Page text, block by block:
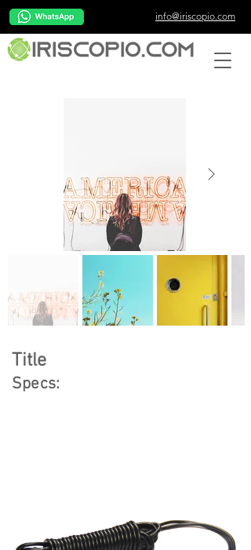
info@iriscopio.com
Title
Specs: